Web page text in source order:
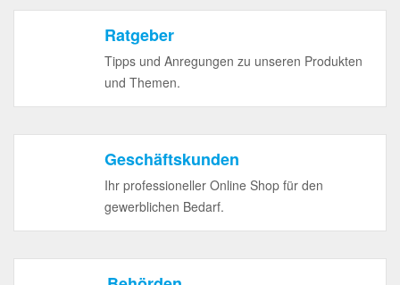
Ratgeber
Tipps und Anregungen zu unseren Produkten
und Themen.
Geschäftskunden
Ihr professioneller Online Shop für den
gewerblichen Bedarf.